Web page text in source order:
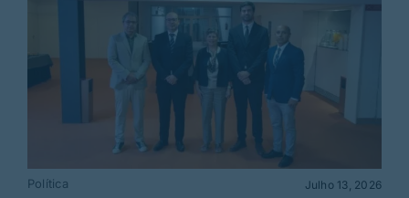
Política Julho 13, 2026